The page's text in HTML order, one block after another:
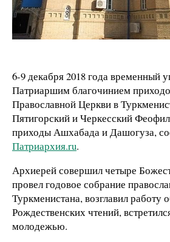
6-9 декабря 2018 года временный
Патриаршим благочинием
Православной Церкви в
Пятигорский и Черкесский
приходы Ашхабада и Дашогуза,
Патриархия.ru.
Архиерей совершил четыре
провел годовое собрание
Туркменистана, возглавил работу
Рождественских чтений,
молодежью.